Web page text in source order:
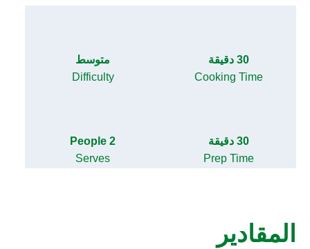
30 دقيقة
Cooking Time
متوسط
Difficulty
30 دقيقة
Prep Time
2 People
Serves
المقادير